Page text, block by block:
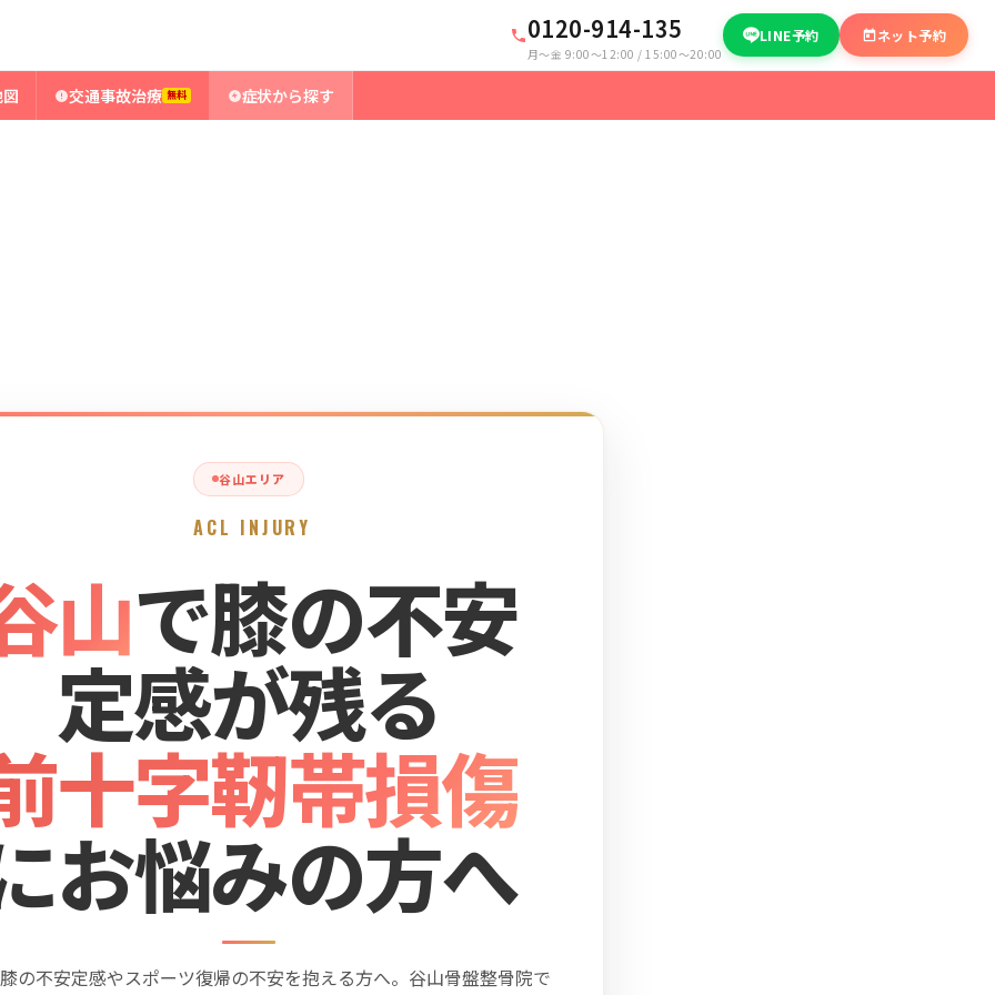
0120-914-135
月〜金 9:00〜12:00 / 15:00〜20:00
LINE予約 ネット予約
交通事故治療 無料 症状から探す
谷山エリア
ACL INJURY
山で膝の不安
定感が残る
十字靭帯損傷
お悩みの方へ
の不安定感やスポーツ復帰の不安を抱える方へ。谷山骨盤整骨院で